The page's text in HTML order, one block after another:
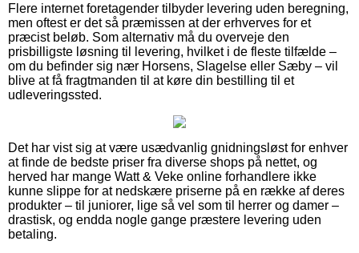
Flere internet foretagender tilbyder levering uden beregning,
men oftest er det så præmissen at der erhverves for et
præcist beløb. Som alternativ må du overveje den
prisbilligste løsning til levering, hvilket i de fleste tilfælde –
om du befinder sig nær Horsens, Slagelse eller Sæby – vil
blive at få fragtmanden til at køre din bestilling til et
udleveringssted.
Det har vist sig at være usædvanlig gnidningsløst for enhver
at finde de bedste priser fra diverse shops på nettet, og
herved har mange Watt & Veke online forhandlere ikke
kunne slippe for at nedskære priserne på en række af deres
produkter – til juniorer, lige så vel som til herrer og damer –
drastisk, og endda nogle gange præstere levering uden
betaling.